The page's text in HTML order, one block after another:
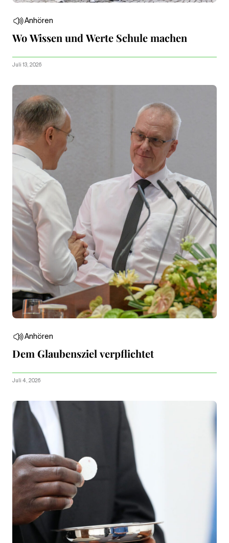
Anhören
Wo Wissen und Werte Schule machen
Juli 13, 2026
Anhören
Dem Glaubensziel verpflichtet
Juli 4, 2026